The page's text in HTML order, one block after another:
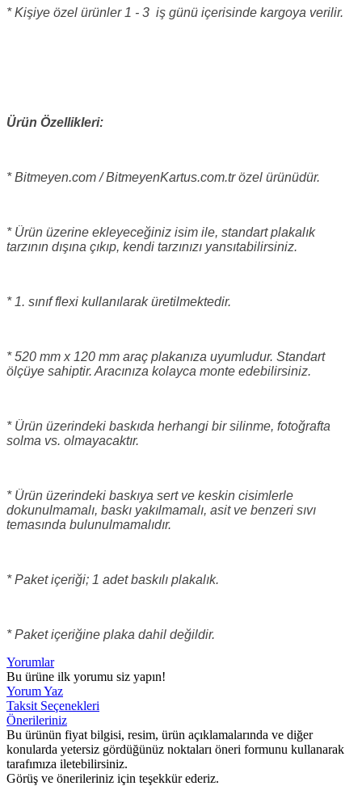
* Kişiye özel ürünler 1 - 3 iş günü içerisinde kargoya verilir.
Ürün Özellikleri:
* Bitmeyen.com / BitmeyenKartus.com.tr özel ürünüdür.
* Ürün üzerine ekleyeceğiniz isim ile, standart plakalık
tarzının dışına çıkıp, kendi tarzınızı yansıtabilirsiniz.
* 1. sınıf flexi kullanılarak üretilmektedir.
* 520 mm x 120 mm araç plakanıza uyumludur. Standart
ölçüye sahiptir. Aracınıza kolayca monte edebilirsiniz.
* Ürün üzerindeki baskıda herhangi bir silinme, fotoğrafta
solma vs. olmayacaktır.
* Ürün üzerindeki baskıya sert ve keskin cisimlerle
dokunulmamalı, baskı yakılmamalı, asit ve benzeri sıvı
temasında bulunulmamalıdır.
* Paket içeriği; 1 adet baskılı plakalık.
* Paket içeriğine plaka dahil değildir.
Yorumlar
Bu ürüne ilk yorumu siz yapın!
Yorum Yaz
Taksit Seçenekleri
Önerileriniz
Bu ürünün fiyat bilgisi, resim, ürün açıklamalarında ve diğer
konularda yetersiz gördüğünüz noktaları öneri formunu kullanarak
tarafımıza iletebilirsiniz.
Görüş ve önerileriniz için teşekkür ederiz.